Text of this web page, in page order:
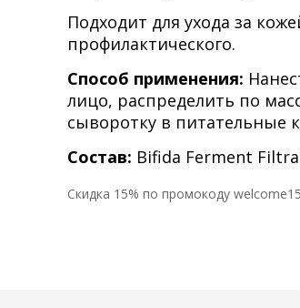
Подходит для ухода за
профилактического.
Способ применения:
лицо, распределить по
сыворотку в питательные
Состав: Bifida Ferment
Cкидка 15% по промокоду welcome15